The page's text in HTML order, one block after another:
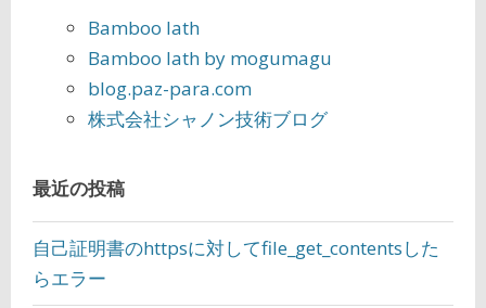
Bamboo lath
Bamboo lath by mogumagu
blog.paz-para.com
株式会社シャノン技術ブログ
最近の投稿
自己証明書のhttpsに対してfile_get_contentsした
らエラー